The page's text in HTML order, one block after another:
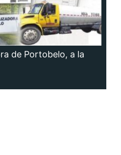
de Portobelo, a la